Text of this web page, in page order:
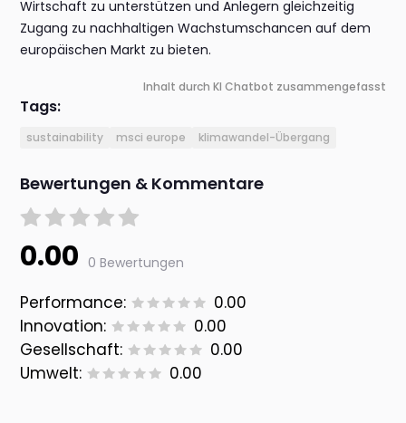
Wirtschaft zu unterstützen und Anlegern gleichzeitig
Zugang zu nachhaltigen Wachstumschancen auf dem
europäischen Markt zu bieten.
Inhalt durch KI Chatbot zusammengefasst
Tags:
sustainability msci europe klimawandel-Übergang
Bewertungen & Kommentare
0.00 0 Bewertungen
Performance:
0.00
Innovation:
0.00
Gesellschaft:
0.00
Umwelt:
0.00